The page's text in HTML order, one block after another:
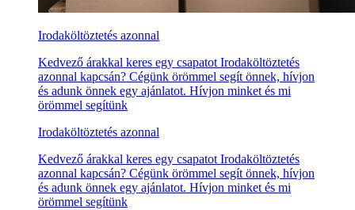
Irodaköltöztetés azonnal
Kedvező árakkal keres egy csapatot Irodaköltöztetés
azonnal kapcsán? Cégünk örömmel segít önnek, hívjon
és adunk önnek egy ajánlatot. Hívjon minket és mi
örömmel segítünk
Irodaköltöztetés azonnal
Kedvező árakkal keres egy csapatot Irodaköltöztetés
azonnal kapcsán? Cégünk örömmel segít önnek, hívjon
és adunk önnek egy ajánlatot. Hívjon minket és mi
örömmel segítünk